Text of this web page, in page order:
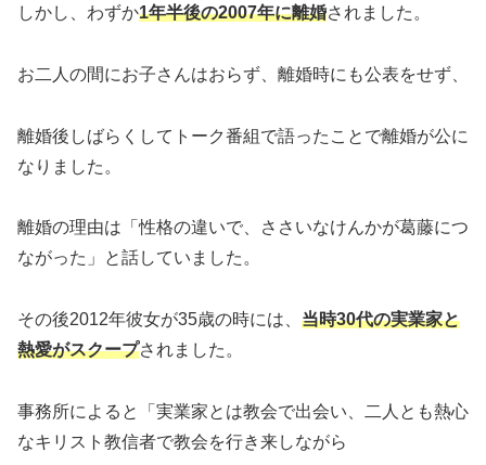
しかし、わずか1年半後の2007年に離婚されました。
お二人の間にお子さんはおらず、離婚時にも公表をせず、
離婚後しばらくしてトーク番組で語ったことで離婚が公に
なりました。
離婚の理由は「性格の違いで、ささいなけんかが葛藤につ
ながった」と話していました。
その後2012年彼女が35歳の時には、 当時30代の実業家と
熱愛がスクープされました。
事務所によると「実業家とは教会で出会い、二人とも熱心
なキリスト教信者で教会を行き来しながら